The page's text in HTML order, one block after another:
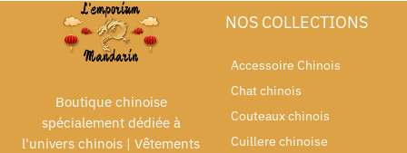
Boutique chinoise
spécialement dédiée à
l'univers chinois | Vêtements
NOS COLLECTIONS
Accessoire Chinois
Chat chinois
Couteaux chinois
Cuillere chinoise